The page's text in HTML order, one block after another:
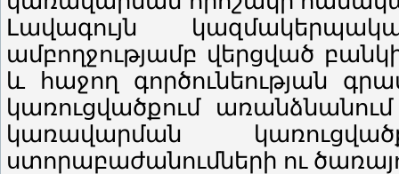
Լավագույն
ամբողջությամբ վերցված
և հաջող գործունեության
կառուցվածքում
կառավարման
ստորաբաժանումների ու